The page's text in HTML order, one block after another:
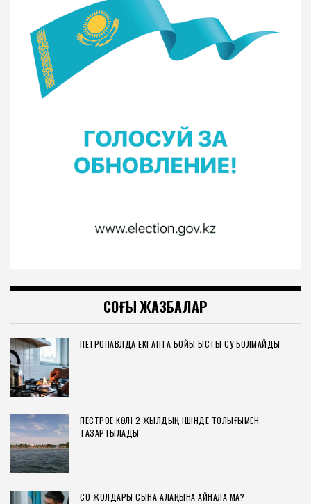
СОҢҒЫ ЖАЗБАЛАР
ПЕТРОПАВЛДА ЕКІ АПТА БОЙЫ ЫСТЫҚ СУ БОЛМАЙДЫ
ПЕСТРОЕ КӨЛІ 2 ЖЫЛДЫҢ ІШІНДЕ ТОЛЫҒЫМЕН
ТАЗАРТЫЛАДЫ
СҚО ЖОЛДАРЫ СЫНАҚ АЛАҢЫНА АЙНАЛА МА?